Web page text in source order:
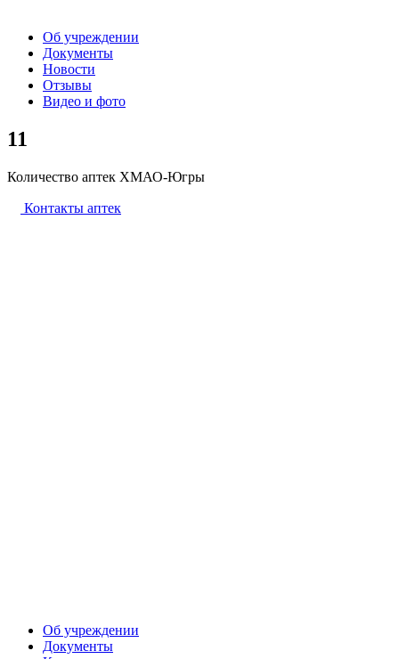
Об учреждении
Документы
Новости
Отзывы
Видео и фото
11
Количество аптек ХМАО-Югры
Контакты аптек
Об учреждении
Документы